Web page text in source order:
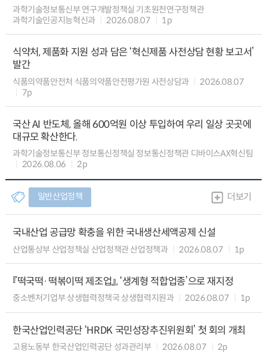
과학기술정보통신부 연구개발정책실 기초원천연구정책관
과학기술인공지능혁신과
2026.08.07 1p
식약처, 제품화 지원 성과 담은 ‘혁신제품 사전상담 현황 보고서’
발간
식품의약품안전처 식품의약품안전평가원 사전상담과
2026.08.07
7p
국산 AI 반도체, 올해 600억원 이상 투입하여 우리 일상 곳곳에
대규모 확산한다.
과학기술정보통신부 정보통신정책실 정보통신정책관 디바이스AX혁신팀
2026.08.06
2p
일반산업정책 더보기
국내산업 공급망 확충을 위한 국내생산세액공제 신설
산업통상부 산업정책실 산업정책관 산업정책과 2026.08.07 1p
『떡국떡·떡볶이떡 제조업』, ‘생계형 적합업종’으로 재지정
중소벤처기업부 상생협력정책국 상생협력지원과 2026.08.07 1p
한국산업인력공단 ‘HRDK 국민성장추진위원회’ 첫 회의 개최
고용노동부 한국산업인력공단 성과관리부 2026.08.07 2p